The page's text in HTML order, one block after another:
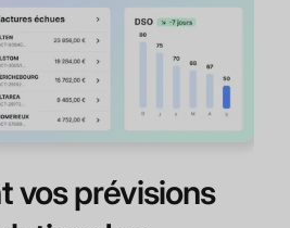
vos prévisions